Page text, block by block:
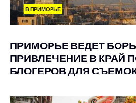
В ПРИМОРЬЕ
ПРИМОРЬЕ ВЕДЕТ
ПРИВЛЕЧЕНИЕ В КРАЙ
БЛОГЕРОВ ДЛЯ